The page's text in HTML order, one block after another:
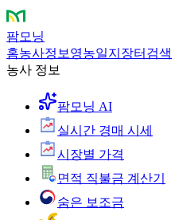
팜모닝
홈농사정보 영농일지 장터 검색
농사 정보
팜모닝 AI
실시간 경매 시세
시장별 가격
면적 직불금 계산기
숨은 보조금